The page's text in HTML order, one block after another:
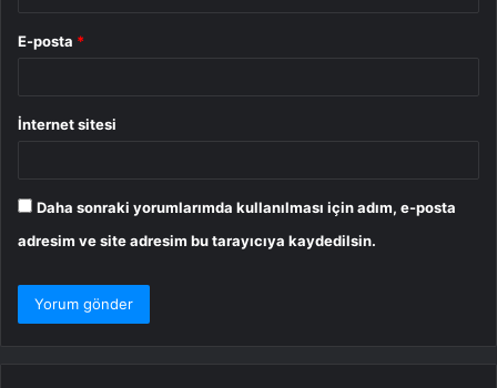
E-posta *
İnternet sitesi
Daha sonraki yorumlarımda kullanılması için adım, e-posta
adresim ve site adresim bu tarayıcıya kaydedilsin.